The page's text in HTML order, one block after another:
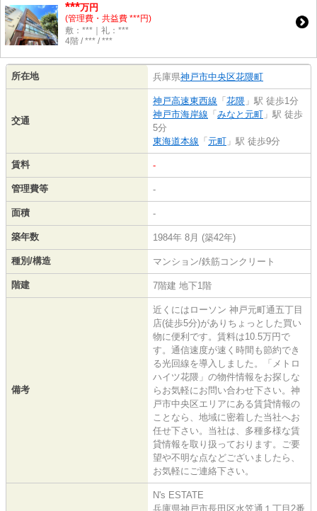
***万円
(管理費・共益費 ***円)
敷：***｜礼：***
4階 / *** / ***
所在地 兵庫県神戸市中央区花隈町
交通
神戸高速東西線 「 花隈 」駅 徒歩1分
神戸市海岸線 「 みなと元町 」駅 徒歩
5分
東海道本線 「 元町 」駅 徒歩9分
賃料 -
管理費等 -
面積 -
築年数 1984年 8月 (築42年)
種別/構造 マンション/鉄筋コンクリート
階建 7階建 地下1階
備考
近くにはローソン 神戸元町通五丁目
店(徒歩5分)がありちょっとした買い
物に便利です。賃料は10.5万円で
す。通信速度が速く時間も節約でき
る光回線を導入しました。「メトロ
ハイツ花隈」の物件情報をお探しな
らお気軽にお問い合わせ下さい。神
戸市中央区エリアにある賃貸情報の
ことなら、地域に密着した当社へお
任せ下さい。当社は、多種多様な賃
貸情報を取り扱っております。ご要
望や不明な点などございましたら、
お気軽にご連絡下さい。
N's ESTATE
兵庫県神戸市長田区水笠通１丁目2番